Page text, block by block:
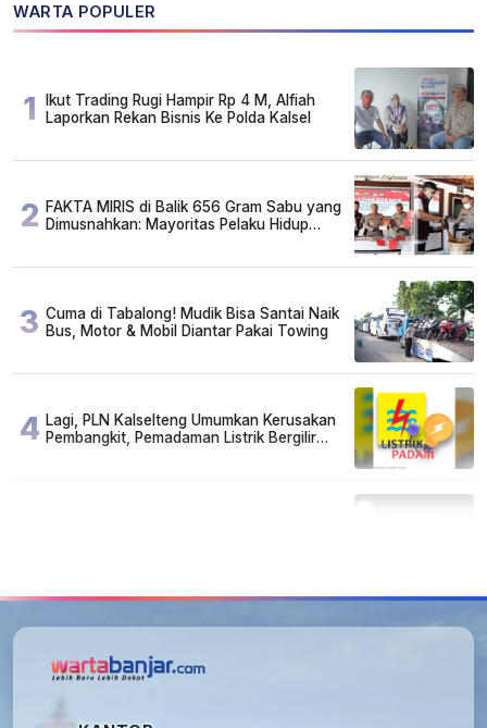
WARTA POPULER
1
Ikut Trading Rugi Hampir Rp 4 M, Alfiah
Laporkan Rekan Bisnis Ke Polda Kalsel
2 FAKTA MIRIS di Balik 656 Gram Sabu yang
Dimusnahkan: Mayoritas Pelaku Hidup
3 Cuma di Tabalong! Mudik Bisa Santai Naik
Bus, Motor & Mobil Diantar Pakai Towing
4 Lagi, PLN Kalselteng Umumkan Kerusakan
Pembangkit, Pemadaman Listrik Bergilir